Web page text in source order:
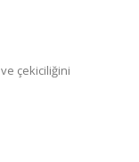
çekiciliğini